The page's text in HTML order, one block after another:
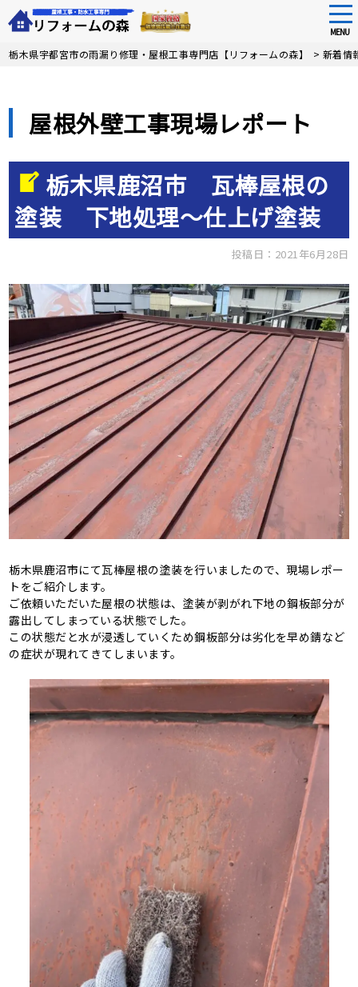
Skip
MENU
栃木県宇都宮市の雨漏り修理・屋根工事専門店【リフォームの森】 > 新着情
屋根外壁工事現場レポート
栃木県鹿沼市 瓦棒屋根の
塗装 下地処理〜仕上げ塗装
投稿日：2021年6月28日
栃木県鹿沼市にて瓦棒屋根の塗装を行いましたので、現場レポー
トをご紹介します。
ご依頼いただいた屋根の状態は、塗装が剥がれ下地の鋼板部分が
露出してしまっている状態でした。
この状態だと水が浸透していくため鋼板部分は劣化を早め錆など
の症状が現れてきてしまいます。